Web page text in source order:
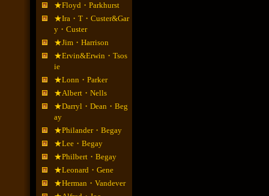
★Floyd・Parkhurst
★Ira・T・Custer&Gar
y・Custer
★Jim・Harrison
★Ervin&Erwin・Tsos
ie
★Lonn・Parker
★Albert・Nells
★Darryl・Dean・Beg
ay
★Philander・Begay
★Lee・Begay
★Philbert・Begay
★Leonard・Gene
★Herman・Vandever